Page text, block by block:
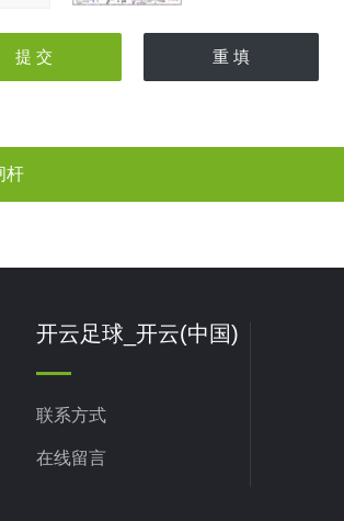
杆
开云足球_开云(中国)
联系方式
在线留言